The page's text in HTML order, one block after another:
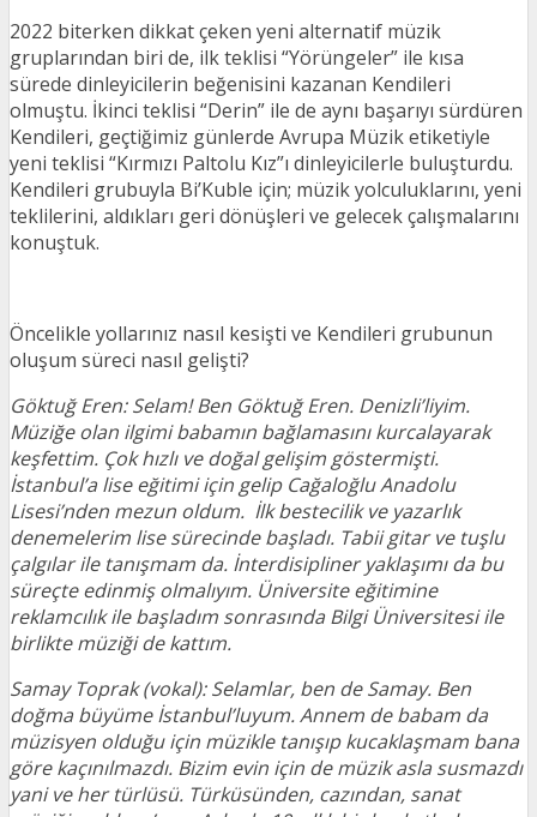
2022 biterken dikkat çeken yeni alternatif müzik
gruplarından biri de, ilk teklisi “Yörüngeler” ile kısa
sürede dinleyicilerin beğenisini kazanan Kendileri
olmuştu. İkinci teklisi “Derin” ile de aynı başarıyı sürdüren
Kendileri, geçtiğimiz günlerde Avrupa Müzik etiketiyle
yeni teklisi “Kırmızı Paltolu Kız”ı dinleyicilerle buluşturdu.
Kendileri grubuyla Bi’Kuble için; müzik yolculuklarını, yeni
teklilerini, aldıkları geri dönüşleri ve gelecek çalışmalarını
konuştuk.
Öncelikle yollarınız nasıl kesişti ve Kendileri grubunun
oluşum süreci nasıl gelişti?
Göktuğ Eren: Selam! Ben Göktuğ Eren. Denizli’liyim.
Müziğe olan ilgimi babamın bağlamasını kurcalayarak
keşfettim. Çok hızlı ve doğal gelişim göstermişti.
İstanbul’a lise eğitimi için gelip Cağaloğlu Anadolu
Lisesi’nden mezun oldum. İlk bestecilik ve yazarlık
denemelerim lise sürecinde başladı. Tabii gitar ve tuşlu
çalgılar ile tanışmam da. İnterdisipliner yaklaşımı da bu
süreçte edinmiş olmalıyım. Üniversite eğitimine
reklamcılık ile başladım sonrasında Bilgi Üniversitesi ile
birlikte müziği de kattım.
Samay Toprak (vokal): Selamlar, ben de Samay. Ben
doğma büyüme İstanbul’luyum. Annem de babam da
müzisyen olduğu için müzikle tanışıp kucaklaşmam bana
göre kaçınılmazdı. Bizim evin için de müzik asla susmazdı
yani ve her türlüsü. Türküsünden, cazından, sanat